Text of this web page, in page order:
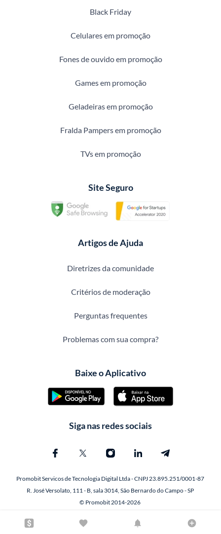
Black Friday
Celulares em promoção
Fones de ouvido em promoção
Games em promoção
Geladeiras em promoção
Fralda Pampers em promoção
TVs em promoção
Site Seguro
Artigos de Ajuda
Diretrizes da comunidade
Critérios de moderação
Perguntas frequentes
Problemas com sua compra?
Baixe o Aplicativo
Siga nas redes sociais
Promobit Servicos de Tecnologia Digital Ltda - CNPJ 23.895.251/0001-87
R. José Versolato, 111 - B, sala 3014, São Bernardo do Campo - SP
© Promobit 2014-2026